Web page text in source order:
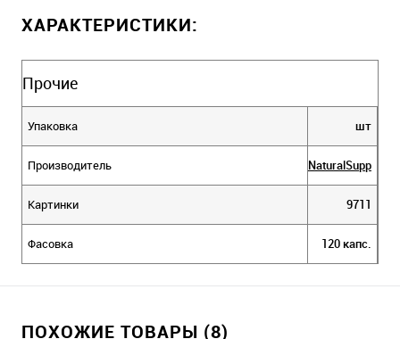
ХАРАКТЕРИСТИКИ:
Прочие
Упаковка шт
Производитель NaturalSupp
Картинки 9711
Фасовка 120 капс.
ПОХОЖИЕ ТОВАРЫ (8)